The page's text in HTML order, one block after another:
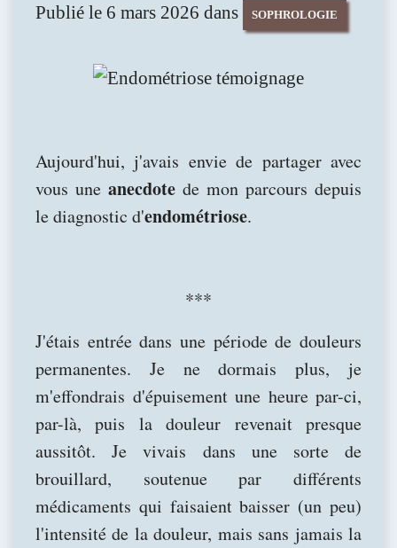
Publié le 6 mars 2026 dans SOPHROLOGIE
Aujourd'hui, j'avais envie de partager avec
vous une anecdote de mon parcours depuis
le diagnostic d'endométriose.
***
J'étais entrée dans une période de douleurs
permanentes. Je ne dormais plus, je
m'effondrais d'épuisement une heure par-ci,
par-là, puis la douleur revenait presque
aussitôt. Je vivais dans une sorte de
brouillard, soutenue par différents
médicaments qui faisaient baisser (un peu)
l'intensité de la douleur, mais sans jamais la